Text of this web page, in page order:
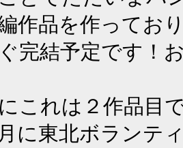
作品を作ってお
完結予定です！
これは２作品目
に東北ボランテ